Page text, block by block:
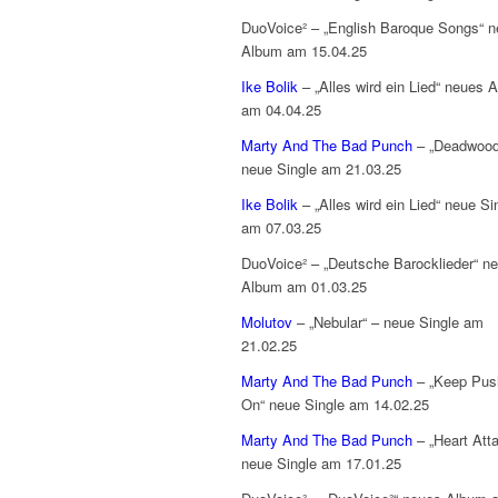
DuoVoice² – „English Baroque Songs“
Album am 15.04.25
Ike Bolik – „Alles wird ein Lied“ neues
am 04.04.25
Marty And The Bad Punch –
neue Single am 21.03.25
Ike Bolik – „Alles wird ein Lied“ neue
am 07.03.25
DuoVoice² – „Deutsche Barocklieder“
Album am 01.03.25
Molutov – „Nebular“ – neue Single am
21.02.25
Marty And The Bad Punch – „Keep
On“ neue Single am 14.02.25
Marty And The Bad Punch – „Heart
neue Single am 17.01.25